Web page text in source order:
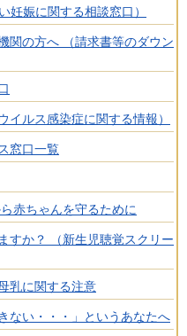
妊娠に関する相談窓口）
関の方へ （請求書等のダウン
イルス感染症に関する情報）
窓口一覧
赤ちゃんを守るために
すか？ （新生児聴覚スクリー
乳に関する注意
ない・・・」というあなたへ